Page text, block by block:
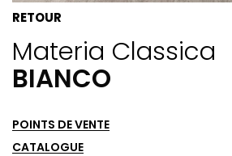
RETOUR
Materia Classica
BIANCO
POINTS DE VENTE
CATALOGUE